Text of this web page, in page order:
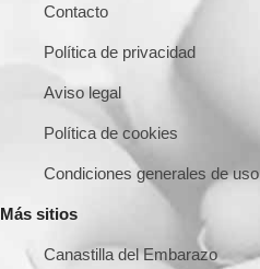
Contacto
Política de privacidad
Aviso legal
Política de cookies
Condiciones generales de uso
Más sitios
Canastilla del Embarazo